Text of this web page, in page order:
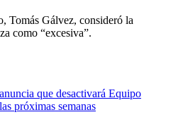
Tomás Gálvez, consideró la
como “excesiva”.